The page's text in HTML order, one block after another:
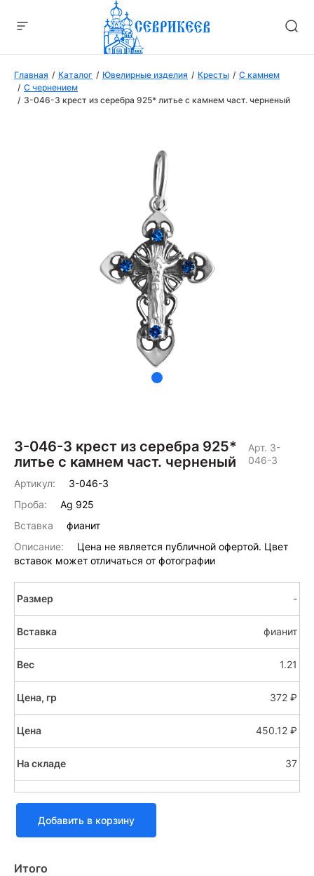
Главная Каталог Ювелирные изделия Кресты
С камнем
С чернением
3-046-3 крест из серебра 925* литье с камнем част. черненый
3-046-3 крест из серебра 925*
литье с камнем част. черненый
Арт. 3-
046-3
Артикул:
3-046-3
Проба:
Ag 925
Вставка
фианит
Описание:
Цена не является публичной офертой. Цвет
вставок может отличаться от фотографии
-
фианит
1.21
372 ₽
450.12 ₽
37
Добавить в корзину
Итого